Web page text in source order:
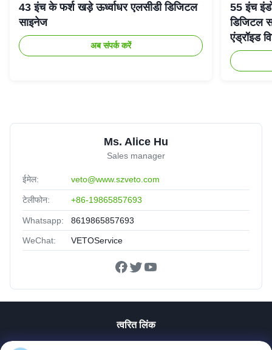
43 इंच के फर्श खड़े ऊर्ध्वाधर एलसीडी डिजिटल
साइनेज
अब संपर्क करें
55 इंच
डिजिटल
एंड्रॉइड
Ms. Alice Hu
Sales manager
ईमेल: veto@www.szveto.com
टेलीफोन: +86-19865857693
Whatsapp: 8619865857693
WeChat: VETOService
त्वरित लिंक